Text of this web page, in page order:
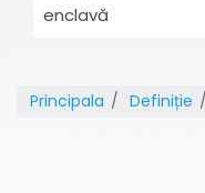
Principala Definiție